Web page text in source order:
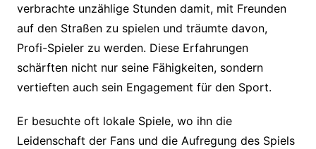
verbrachte unzählige Stunden damit, mit Freunden
auf den Straßen zu spielen und träumte davon,
Profi-Spieler zu werden. Diese Erfahrungen
schärften nicht nur seine Fähigkeiten, sondern
vertieften auch sein Engagement für den Sport.
Er besuchte oft lokale Spiele, wo ihn die
Leidenschaft der Fans und die Aufregung des Spiels